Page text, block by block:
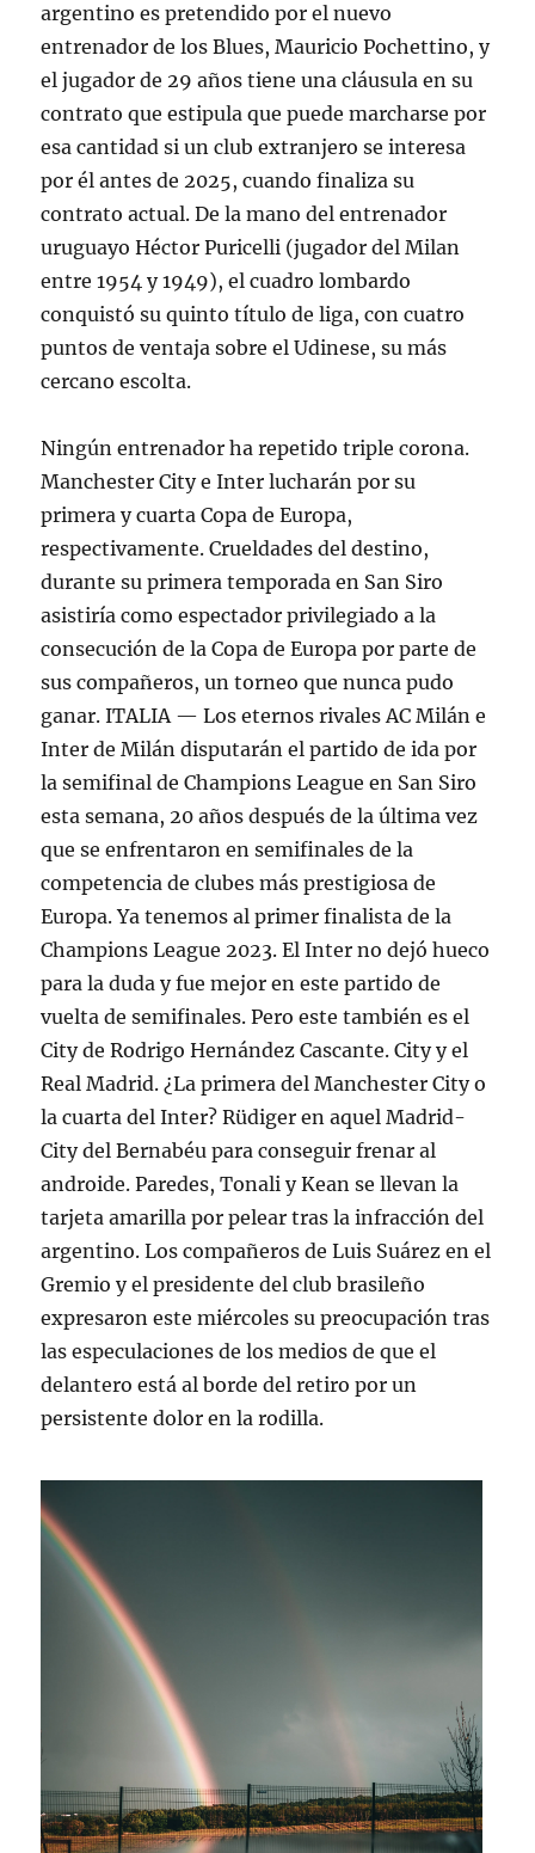
argentino es pretendido por el nuevo
entrenador de los Blues, Mauricio Pochettino, y
el jugador de 29 años tiene una cláusula en su
contrato que estipula que puede marcharse por
esa cantidad si un club extranjero se interesa
por él antes de 2025, cuando finaliza su
contrato actual. De la mano del entrenador
uruguayo Héctor Puricelli (jugador del Milan
entre 1954 y 1949), el cuadro lombardo
conquistó su quinto título de liga, con cuatro
puntos de ventaja sobre el Udinese, su más
cercano escolta.
Ningún entrenador ha repetido triple corona.
Manchester City e Inter lucharán por su
primera y cuarta Copa de Europa,
respectivamente. Crueldades del destino,
durante su primera temporada en San Siro
asistiría como espectador privilegiado a la
consecución de la Copa de Europa por parte de
sus compañeros, un torneo que nunca pudo
ganar. ITALIA — Los eternos rivales AC Milán e
Inter de Milán disputarán el partido de ida por
la semifinal de Champions League en San Siro
esta semana, 20 años después de la última vez
que se enfrentaron en semifinales de la
competencia de clubes más prestigiosa de
Europa. Ya tenemos al primer finalista de la
Champions League 2023. El Inter no dejó hueco
para la duda y fue mejor en este partido de
vuelta de semifinales. Pero este también es el
City de Rodrigo Hernández Cascante. City y el
Real Madrid. ¿La primera del Manchester City o
la cuarta del Inter? Rüdiger en aquel Madrid-
City del Bernabéu para conseguir frenar al
androide. Paredes, Tonali y Kean se llevan la
tarjeta amarilla por pelear tras la infracción del
argentino. Los compañeros de Luis Suárez en el
Gremio y el presidente del club brasileño
expresaron este miércoles su preocupación tras
las especulaciones de los medios de que el
delantero está al borde del retiro por un
persistente dolor en la rodilla.